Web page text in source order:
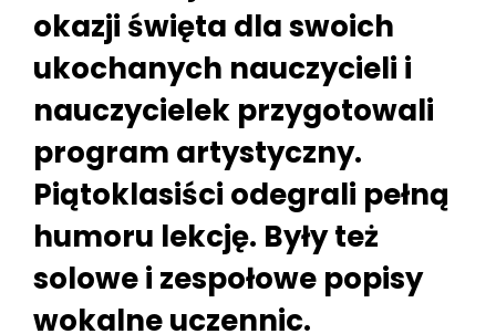
okazji święta dla swoich
ukochanych nauczycieli i
nauczycielek przygotowali
program artystyczny.
Piątoklasiści odegrali pełną
humoru lekcję. Były też
solowe i zespołowe popisy
wokalne uczennic.